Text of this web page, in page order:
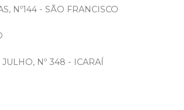
Nº144 - SÃO FRANCISCO
JULHO, Nº 348 - ICARAÍ